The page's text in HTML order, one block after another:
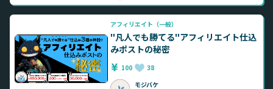
アフィリエイト（一般）
"凡人でも勝てる"アフィリエイト仕込
みポストの秘密
100
38
モジバケ